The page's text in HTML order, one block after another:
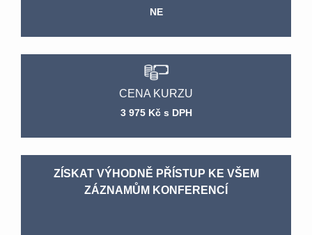
NE
CENA KURZU
3 975 Kč s DPH
ZÍSKAT VÝHODNĚ PŘÍSTUP KE VŠEM
ZÁZNAMŮM KONFERENCÍ